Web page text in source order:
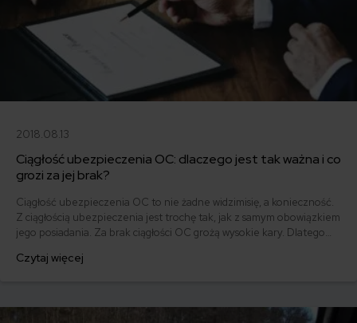
2018.08.13
Ciągłość ubezpieczenia OC: dlaczego jest tak ważna i co
grozi za jej brak?
Ciągłość ubezpieczenia OC to nie żadne widzimisię, a konieczność.
Z ciągłością ubezpieczenia jest trochę tak, jak z samym obowiązkiem
jego posiadania. Za brak ciągłości OC grożą wysokie kary. Dlatego
a kiedy sami musimy dopilnować terminów. Co tak naprawdę grozi za
Czytaj więcej